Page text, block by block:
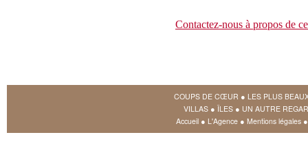
Contactez-nous à propos de
COUPS DE CŒUR ● LES PLUS
VILLAS ● ÎLES ● UN AUTRE
Accueil ● L'Agence ● Mentions légales